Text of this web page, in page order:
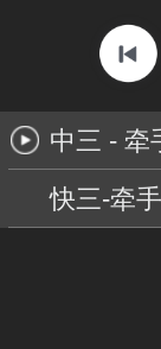
中三 - 牵
快三-牵